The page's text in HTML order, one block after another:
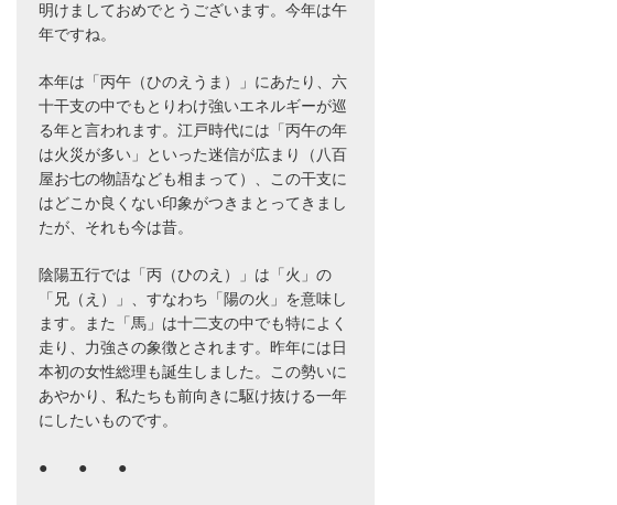
明けましておめでとうございます。今年は午
年ですね。
本年は「丙午（ひのえうま）」にあたり、六
十干支の中でもとりわけ強いエネルギーが巡
る年と言われます。江戸時代には「丙午の年
は火災が多い」といった迷信が広まり（八百
屋お七の物語なども相まって）、この干支に
はどこか良くない印象がつきまとってきまし
たが、それも今は昔。
陰陽五行では「丙（ひのえ）」は「火」の
「兄（え）」、すなわち「陽の火」を意味し
ます。また「馬」は十二支の中でも特によく
走り、力強さの象徴とされます。昨年には日
本初の女性総理も誕生しました。この勢いに
あやかり、私たちも前向きに駆け抜ける一年
にしたいものです。
● ● ●